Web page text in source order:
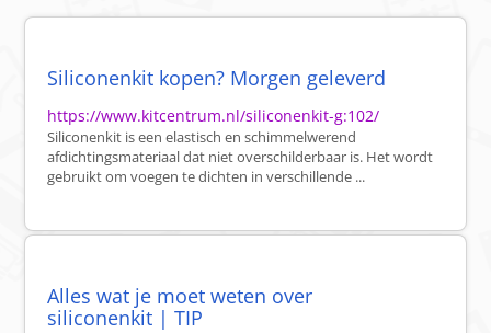
Siliconenkit kopen? Morgen geleverd
https://www.kitcentrum.nl/siliconenkit-g:102/
Siliconenkit is een elastisch en schimmelwerend
afdichtingsmateriaal dat niet overschilderbaar is. Het wordt
gebruikt om voegen te dichten in verschillende ...
Alles wat je moet weten over
siliconenkit | TIP